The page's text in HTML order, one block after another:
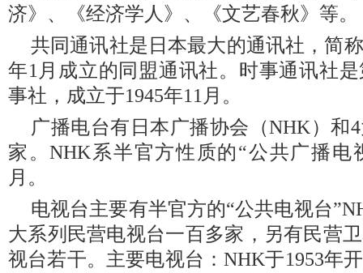
济》、《经济学人》、《文艺春秋》等。
共同通讯社是日本最大的通讯社，简
年1月成立的同盟通讯社。时事通讯社
事社，成立于1945年11月。
广播电台有日本广播协会（NHK）和
家。NHK系半官方性质的“公共广播电
月。
电视台主要有半官方的“公共电视台
大系列民营电视台一百多家，另有民营
视台若干。主要电视台：NHK于1953年